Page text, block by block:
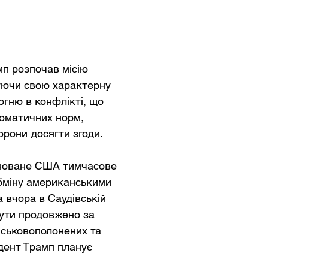
розпочав місію
свою характерну
в конфлікті, що
норм,
досягти згоди.
США тимчасове
американськими
в Саудівській
продовжено за
та
Трамп планує